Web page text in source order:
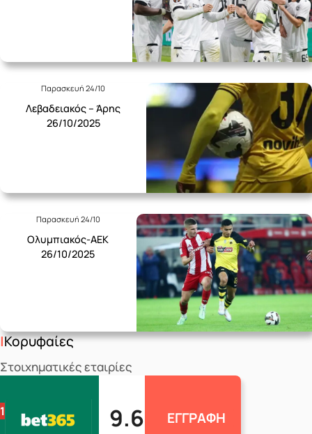
Παρασκευή 24/10
Λεβαδειακός – Άρης
26/10/2025
Παρασκευή 24/10
Ολυμπιακός-ΑΕΚ
26/10/2025
Κορυφαίες
Στοιχηματικές εταιρίες
1 9.6 ΕΓΓΡΑΦΗ